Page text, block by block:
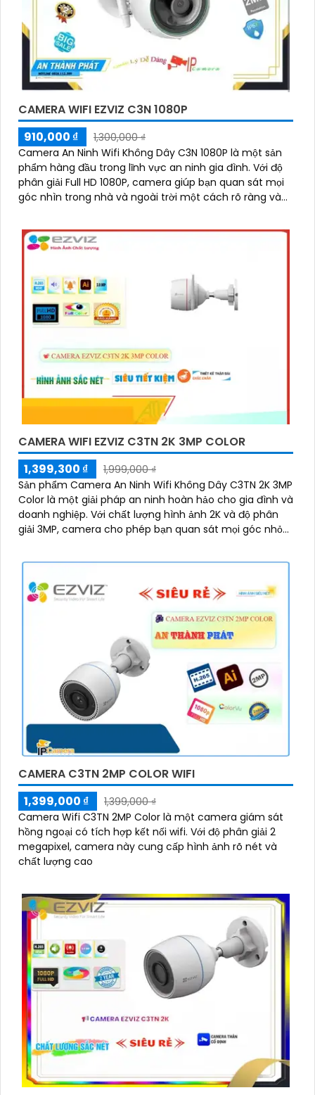
CAMERA WIFI EZVIZ C3N 1080P
910,000 ₫
1,300,000 ₫
Camera An Ninh Wifi Không Dây C3N 1080P là một sản
phẩm hàng đầu trong lĩnh vực an ninh gia đình. Với độ
phân giải Full HD 1080P, camera giúp bạn quan sát mọi
góc nhìn trong nhà và ngoài trời một cách rõ ràng và
CAMERA WIFI EZVIZ C3TN 2K 3MP COLOR
1,399,300 ₫
1,999,000 ₫
Sản phẩm Camera An Ninh Wifi Không Dây C3TN 2K 3MP
Color là một giải pháp an ninh hoàn hảo cho gia đình và
doanh nghiệp. Với chất lượng hình ảnh 2K và độ phân
giải 3MP, camera cho phép bạn quan sát mọi góc nhỏ
CAMERA C3TN 2MP COLOR WIFI
1,399,000 ₫
1,399,000 ₫
Camera Wifi C3TN 2MP Color là một camera giám sát
hồng ngoại có tích hợp kết nối wifi. Với độ phân giải 2
megapixel, camera này cung cấp hình ảnh rõ nét và
chất lượng cao